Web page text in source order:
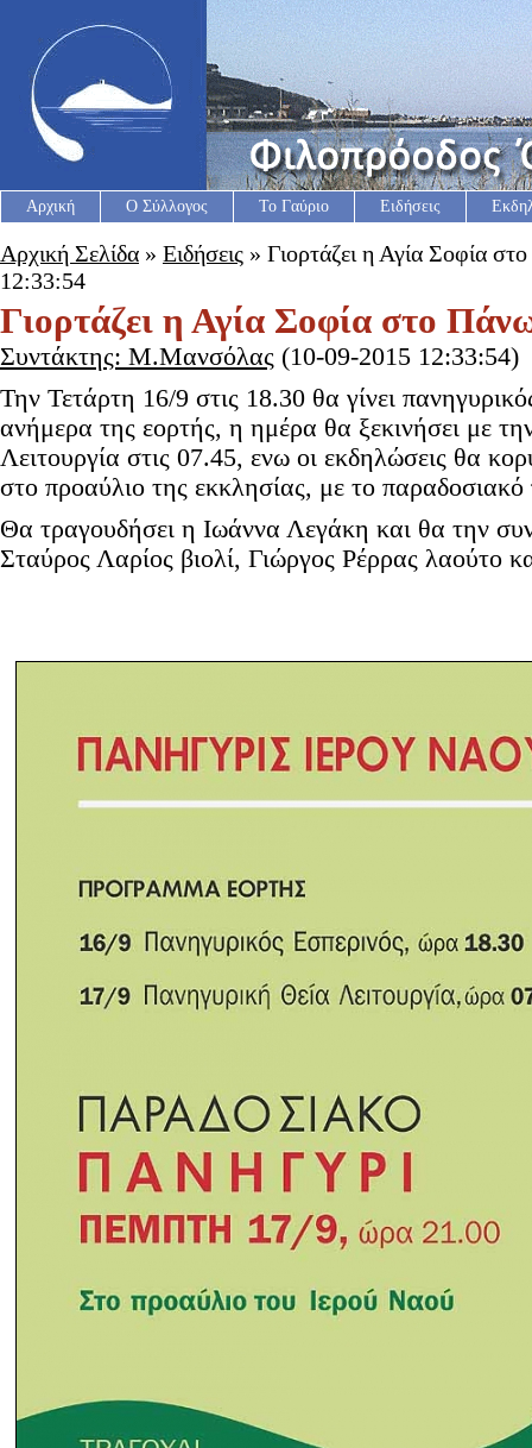
Αρχική Ο Σύλλογος Το Γαύριο Ειδήσεις
Αρχική Σελίδα » Ειδήσεις » Γιορτάζει η Αγία Σοφία
12:33:54
Γιορτάζει η Αγία Σοφία στο
Συντάκτης: Μ.Μανσόλας (10-09-2015 12:33:54)
Την Τετάρτη 16/9 στις 18.30 θα γίνει
ανήμερα της εορτής, η ημέρα θα ξεκινήσει με
Λειτουργία στις 07.45, ενω οι εκδηλώσεις θα
στο προαύλιο της εκκλησίας, με το παραδοσιακό
Θα τραγουδήσει η Ιωάννα Λεγάκη και θα την
Σταύρος Λαρίος βιολί, Γιώργος Ρέρρας λαούτο